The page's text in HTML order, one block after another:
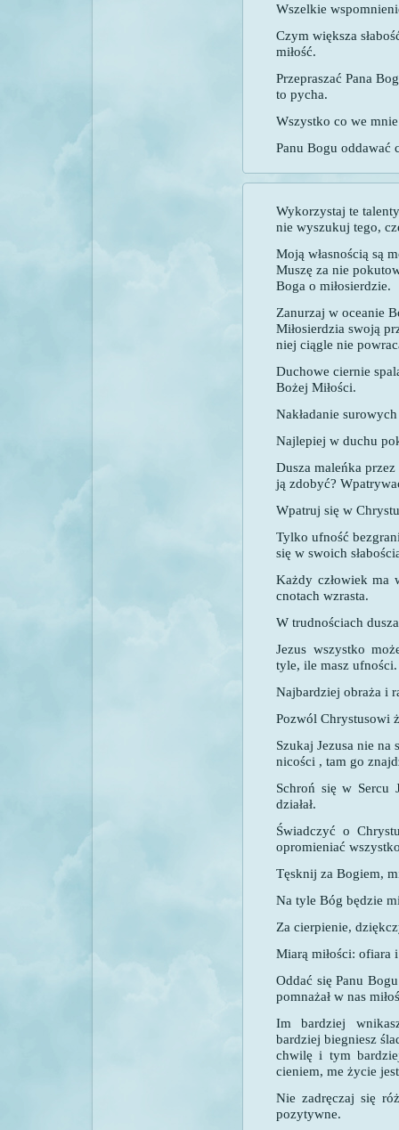
Wszelkie
Czym większa
miłość.
Przepraszać Pana
to pycha.
Wszystko co we
Panu Bogu oddawać
Wykorzystaj te
nie wyszukuj tego,
Moją własnością są
Muszę za nie
Boga o miłosierdzie.
Zanurzaj w oceanie
Miłosierdzia swoją
niej ciągle nie
Duchowe ciernie
Bożej Miłości.
Nakładanie
Najlepiej w duchu
Dusza maleńka
ją zdobyć?
Wpatruj się w
Tylko ufność
się w swoich
Każdy człowiek ma
cnotach wzrasta.
W trudnościach
Jezus wszystko
tyle, ile masz ufności.
Najbardziej obraża i
Pozwól Chrystusowi
Szukaj Jezusa nie
nicości , tam go
Schroń się w Sercu
działał.
Świadczyć o
opromieniać
Tęsknij za Bogiem,
Na tyle Bóg będzie
Za cierpienie,
Miarą miłości: ofiara
Oddać się Panu
pomnażał w nas
Im bardziej
bardziej biegniesz
chwilę i tym
cieniem, me życie
Nie zadręczaj się
pozytywne.